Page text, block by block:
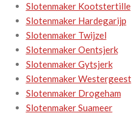
Slotenmaker Kootstertille
Slotenmaker Hardegarijp
Slotenmaker Twijzel
Slotenmaker Oentsjerk
Slotenmaker Gytsjerk
Slotenmaker Westergeest
Slotenmaker Drogeham
Slotenmaker Suameer